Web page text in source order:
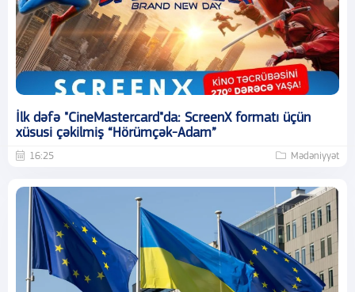
İlk dəfə "CineMastercard"da: ScreenX formatı üçün
xüsusi çəkilmiş “Hörümçək-Adam”
16:25 Mədəniyyət